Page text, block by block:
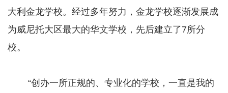
大利金龙学校。经过多年努力，金龙学校逐渐发展成
为威尼托大区最大的华文学校，先后建立了7所分
校。
“创办一所正规的、专业化的学校，一直是我的